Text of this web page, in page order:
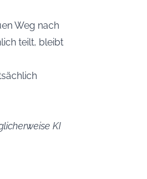
Weg nach
teilt, bleibt
KI